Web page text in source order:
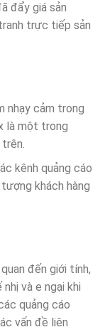
đẩy giá sản
trực tiếp sản
nhạy cảm trong
là một trong
kênh quảng cáo
khách hàng
đến giới tính,
và e ngại khi
quảng cáo
vấn đề liên